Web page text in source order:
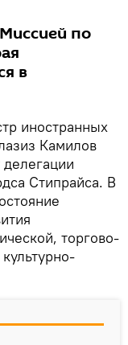
по
в
иностранных
Камилов
делегации
Стипрайса. В
торгово-